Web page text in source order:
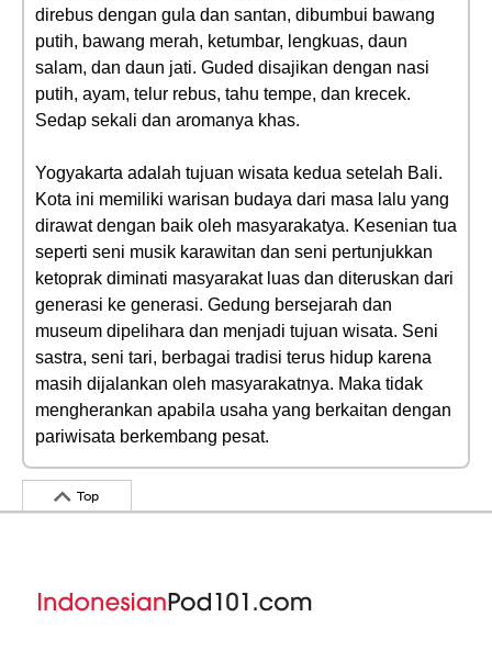
direbus dengan gula dan santan, dibumbui bawang
putih, bawang merah, ketumbar, lengkuas, daun
salam, dan daun jati. Guded disajikan dengan nasi
putih, ayam, telur rebus, tahu tempe, dan krecek.
Sedap sekali dan aromanya khas.
Yogyakarta adalah tujuan wisata kedua setelah Bali.
Kota ini memiliki warisan budaya dari masa lalu yang
dirawat dengan baik oleh masyarakatya. Kesenian tua
seperti seni musik karawitan dan seni pertunjukkan
ketoprak diminati masyarakat luas dan diteruskan dari
generasi ke generasi. Gedung bersejarah dan
museum dipelihara dan menjadi tujuan wisata. Seni
sastra, seni tari, berbagai tradisi terus hidup karena
masih dijalankan oleh masyarakatnya. Maka tidak
mengherankan apabila usaha yang berkaitan dengan
pariwisata berkembang pesat.
Top